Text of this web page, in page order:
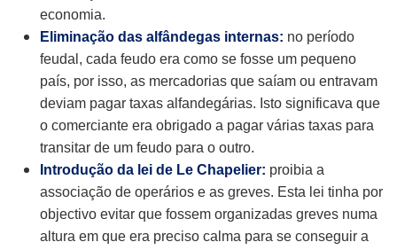
economia.
Eliminação das alfândegas internas: no período
feudal, cada feudo era como se fosse um pequeno
país, por isso, as mercadorias que saíam ou entravam
deviam pagar taxas alfandegárias. Isto significava que
o comerciante era obrigado a pagar várias taxas para
transitar de um feudo para o outro.
Introdução da lei de Le Chapelier: proibia a
associação de operários e as greves. Esta lei tinha por
objectivo evitar que fossem organizadas greves numa
altura em que era preciso calma para se conseguir a